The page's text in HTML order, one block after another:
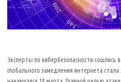
Эксперты по кибербезопасности сошлись
глобального замедления интернета стала